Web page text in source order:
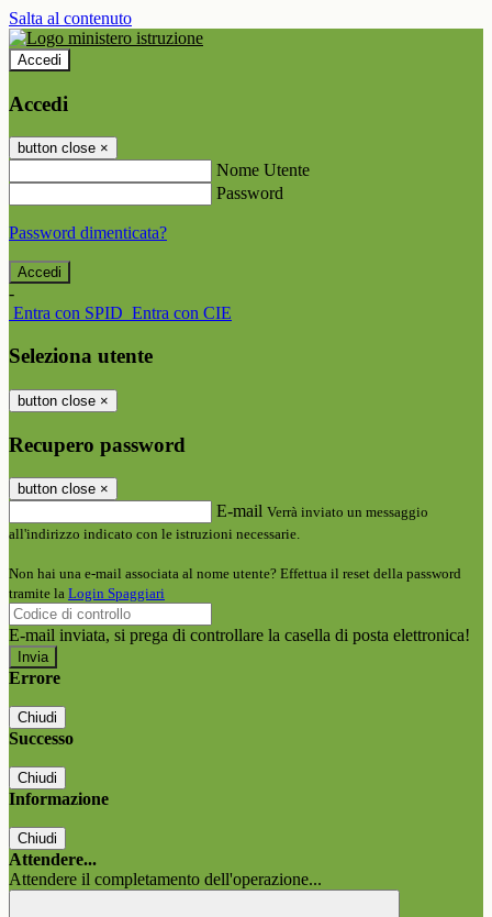
Salta al contenuto
Accedi
Accedi
button close ×
Nome Utente
Password
Password dimenticata?
-
Entra con SPID Entra con CIE
Seleziona utente
button close ×
Recupero password
button close ×
E-mail Verrà inviato un messaggio
all'indirizzo indicato con le istruzioni necessarie.
Non hai una e-mail associata al nome utente? Effettua il reset della password
tramite la Login Spaggiari
E-mail inviata, si prega di controllare la casella di posta elettronica!
Errore
Chiudi
Successo
Chiudi
Informazione
Chiudi
Attendere...
Attendere il completamento dell'operazione...